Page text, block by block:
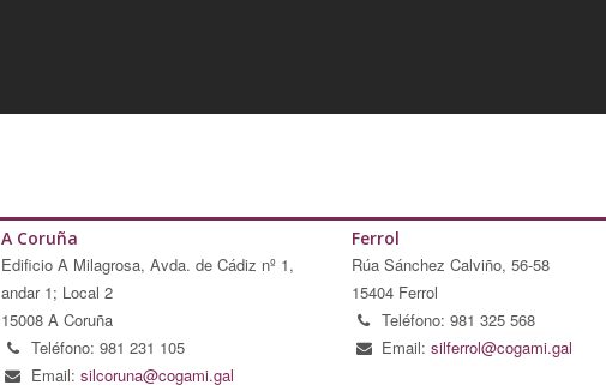
A Coruña
Edificio A Milagrosa, Avda. de Cádiz nº 1,
andar 1; Local 2
15008 A Coruña
Teléfono: 981 231 105
Email: silcoruna@cogami.gal
Ferrol
Rúa Sánchez Calviño, 56-58
15404 Ferrol
Teléfono: 981 325 568
Email: silferrol@cogami.gal